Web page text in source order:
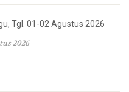
Tgl. 01-02 Agustus 2026
2026